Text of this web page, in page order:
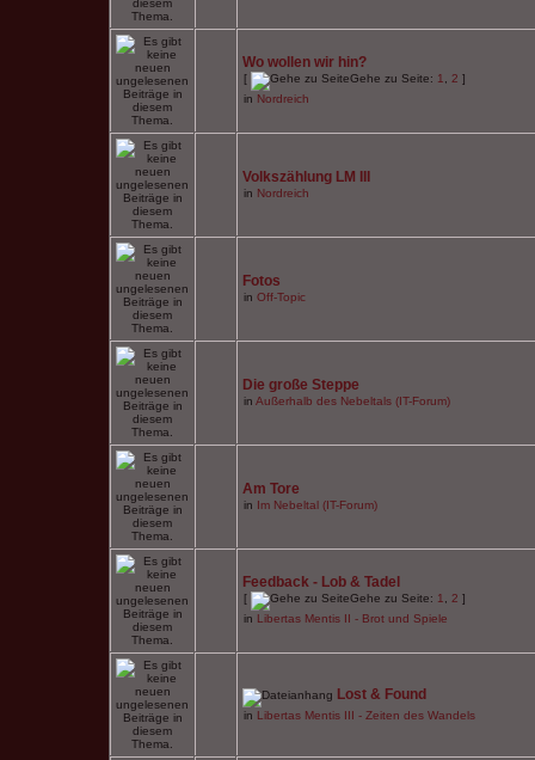
Wo wollen wir hin?
[ Gehe zu Seite: 1 2 ]
in Nordreich
Volkszählung LM III
in Nordreich
Fotos
in Off-Topic
Die große Steppe
in Außerhalb des Nebeltals (IT-Forum)
Am Tore
in Im Nebeltal (IT-Forum)
Feedback - Lob & Tadel
[ Gehe zu Seite: 1 2 ]
in Libertas Mentis II - Brot und Spiele
Lost & Found
in Libertas Mentis III - Zeiten des Wandels